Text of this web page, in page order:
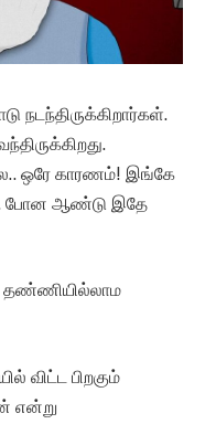
நடந்திருக்கிறார்கள்.
ஒரே காரணம்! இங்கே
போன ஆண்டு இதே
தண்ணியில்லாம
விட்ட பிறகும்
என்று